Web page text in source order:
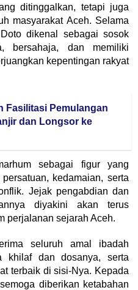
ditinggalkan, tetapi juga
masyarakat Aceh. Selama
dikenal sebagai sosok
bersahaja, dan memiliki
kepentingan rakyat
Fasilitasi Pemulangan
dan Longsor ke
sebagai figur yang
kedamaian, serta
Jejak pengabdian dan
diyakini akan terus
perjalanan sejarah Aceh.
seluruh amal ibadah
khilaf dan dosanya, serta
terbaik di sisi-Nya. Kepada
diberikan ketabahan